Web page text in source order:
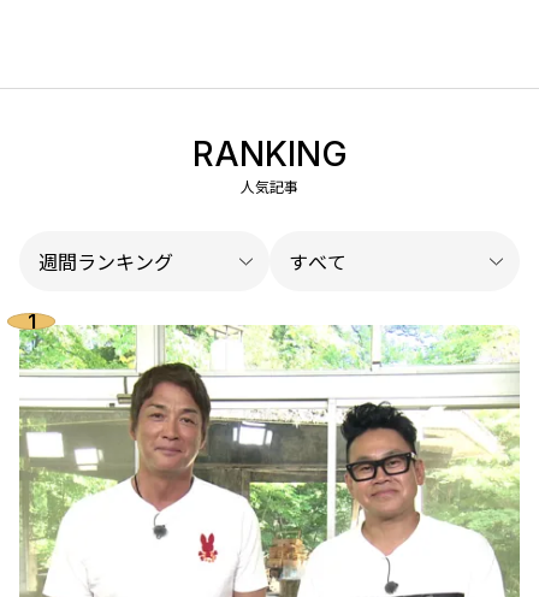
RANKING
人気記事